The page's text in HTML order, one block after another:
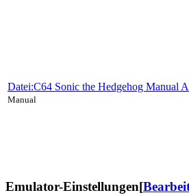
Datei:C64 Sonic the Hedgehog Manual
Manual
Emulator-Einstellungen[